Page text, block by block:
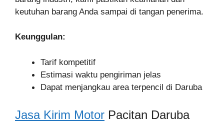
keutuhan barang Anda sampai di tangan penerima.
Keunggulan:
Tarif kompetitif
Estimasi waktu pengiriman jelas
Dapat menjangkau area terpencil di Daruba
Jasa Kirim Motor Pacitan Daruba